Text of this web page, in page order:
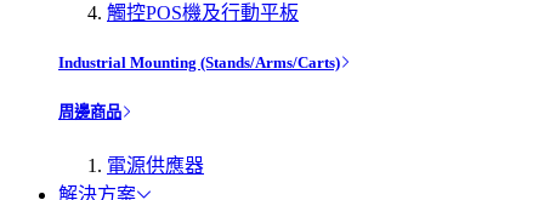
觸控POS機及行動平板
Industrial Mounting (Stands/Arms/Carts)
周邊商品
電源供應器
解決方案